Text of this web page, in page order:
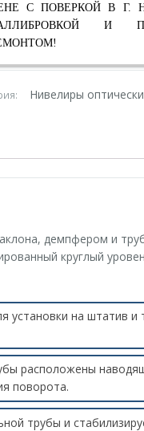
С ПОВЕРКОЙ В Г.
И
Нивелиры
демпфером и
круглый
установки на штатив и
расположены
поворота.
трубы и